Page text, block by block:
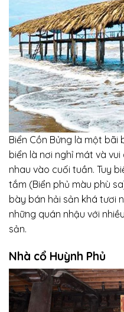
Biển Cồn Bửng là một bãi
biển là nơi nghỉ mát và
nhau vào cuối tuần. Tuy
tắm (Biển phủ màu phù
bày bán hải sản khá tươi
những quán nhậu với
sản.
Nhà cổ Huỳnh Phủ